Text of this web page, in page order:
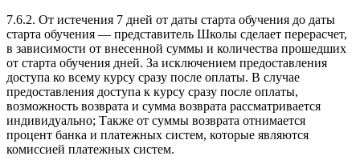
7.6.2. От истечения 7 дней от даты старта обучения до даты
старта обучения — представитель Школы сделает перерасчет,
в зависимости от внесенной суммы и количества прошедших
от старта обучения дней. За исключением предоставления
доступа ко всему курсу сразу после оплаты. В случае
предоставления доступа к курсу сразу после оплаты,
возможность возврата и сумма возврата рассматривается
индивидуально; Также от суммы возврата отнимается
процент банка и платежных систем, которые являются
комиссией платежных систем.